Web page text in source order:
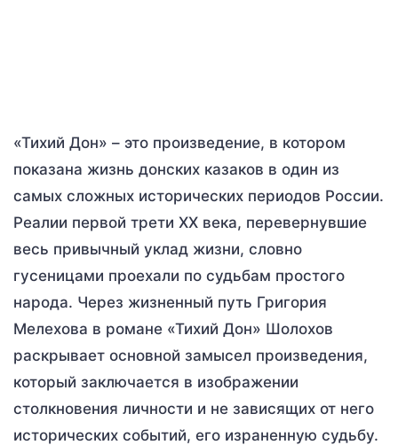
«Тихий Дон» – это произведение, в котором
показана жизнь донских казаков в один из
самых сложных исторических периодов России.
Реалии первой трети ХХ века, перевернувшие
весь привычный уклад жизни, словно
гусеницами проехали по судьбам простого
народа. Через жизненный путь Григория
Мелехова в романе «Тихий Дон» Шолохов
раскрывает основной замысел произведения,
который заключается в изображении
столкновения личности и не зависящих от него
исторических событий, его израненную судьбу.